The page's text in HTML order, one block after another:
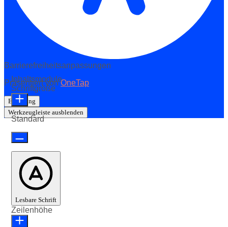
Barrierefreiheitsanpassungen
Präsentiert vonOneTap
Erklärung
Werkzeugleiste ausblenden
Inhaltsmodule
Schriftgröße
Standard
Lesbare Schrift
Zeilenhöhe